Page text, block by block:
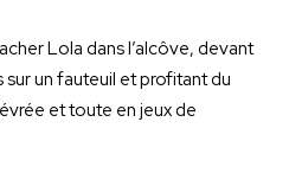
Lola dans l’alcôve, devant
un fauteuil et profitant du
et toute en jeux de